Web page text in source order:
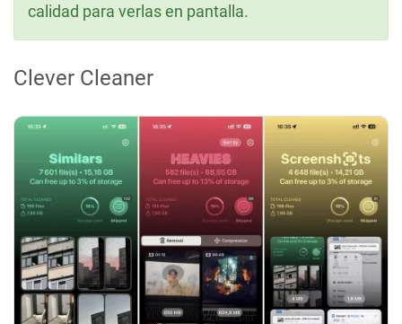
calidad para verlas en pantalla.
Clever Cleaner